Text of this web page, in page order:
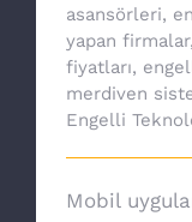
asansörleri,
yapan firmalar,
fiyatları,
merdiven
Engelli
Mobil